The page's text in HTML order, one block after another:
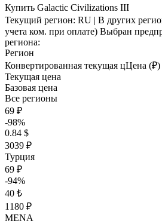
Купить Galactic Civilizations III
Текущий регион: RU | В других
учета ком. при оплате) Выбран
региона:
Регион
Конвертированная текущая цЦена (₽)
Текущая цена
Базовая цена
Все регионы
69 ₽
-98%
0.84 $
3039 ₽
Турция
69 ₽
-94%
40 ₺
1180 ₽
MENA